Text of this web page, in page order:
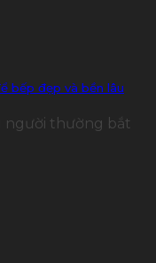
bếp đẹp và bền lâu
người thường bắt